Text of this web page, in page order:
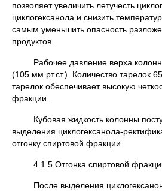
позволяет увеличить летучесть
циклогексанола и снизить
самым уменьшить опасность
продуктов.
Рабочее давление верха
(105 мм рт.ст.). Количество тарелок
тарелок обеспечивает высокую
фракции.
Кубовая жидкость колонны
выделения циклогексанола-
отгонку спиртовой фракции.
4.1.5 Отгонка спиртовой
После выделения